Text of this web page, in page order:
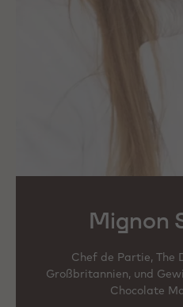
Mignon
Chef de Partie, The
Großbritannien, und
Chocolate